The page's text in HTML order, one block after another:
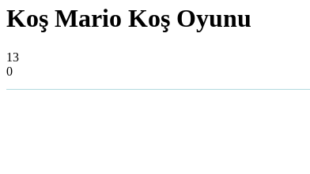
Koş Mario Koş Oyunu
13
0